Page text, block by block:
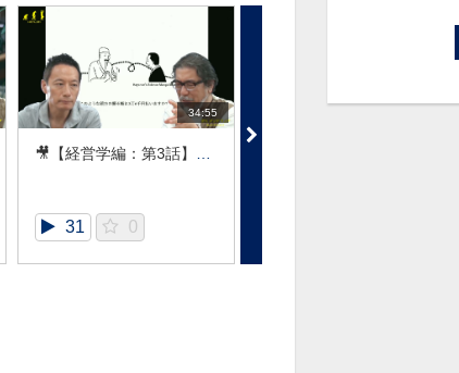
34:55
31 0